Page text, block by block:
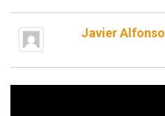
Javier Alfonso